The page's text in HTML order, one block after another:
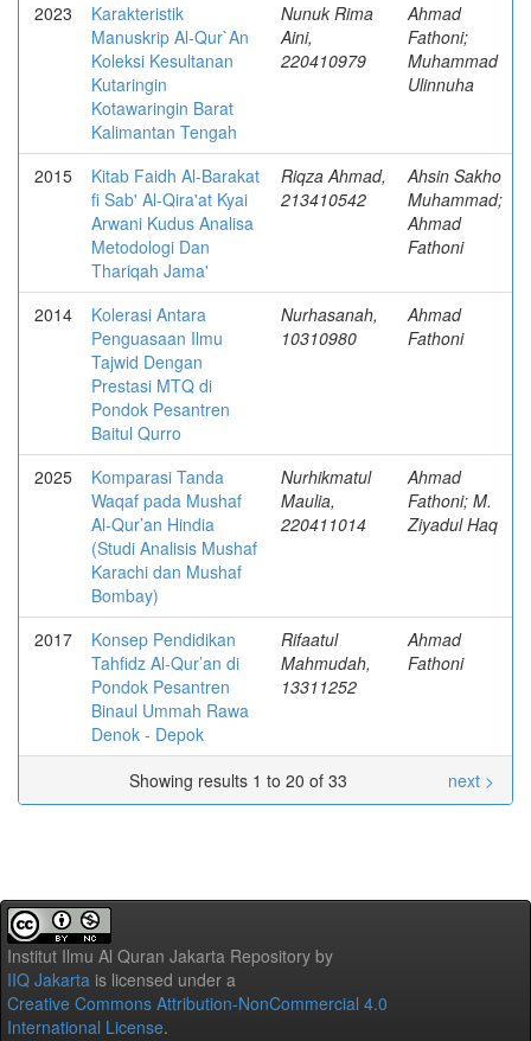
2023
Karakteristik
Manuskrip Al-Qur`An
Koleksi Kesultanan
Kutaringin
Kotawaringin Barat
Kalimantan Tengah
Nunuk Rima
Aini,
220410979
Ahmad
Fathoni;
Muhammad
Ulinnuha
2015
Kitab Faidh Al-Barakat
fi Sab' Al-Qira'at Kyai
Arwani Kudus Analisa
Metodologi Dan
Thariqah Jama'
Riqza Ahmad,
213410542
Ahsin Sakho
Muhammad;
Ahmad
Fathoni
2014
Kolerasi Antara
Penguasaan Ilmu
Tajwid Dengan
Prestasi MTQ di
Pondok Pesantren
Baitul Qurro
Nurhasanah,
10310980
Ahmad
Fathoni
2025
Komparasi Tanda
Waqaf pada Mushaf
Al-Qur’an Hindia
(Studi Analisis Mushaf
Karachi dan Mushaf
Bombay)
Nurhikmatul
Maulia,
220411014
Ahmad
Fathoni; M.
Ziyadul Haq
2017
Konsep Pendidikan
Tahfidz Al-Qur’an di
Pondok Pesantren
Binaul Ummah Rawa
Denok - Depok
Rifaatul
Mahmudah,
13311252
Ahmad
Fathoni
Showing results 1 to 20 of 33 next >
Institut Ilmu Al Quran Jakarta Repository by
IIQ Jakarta is licensed under a
Creative Commons Attribution-NonCommercial 4.0
International License.